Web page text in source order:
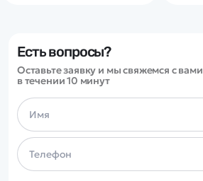
Есть вопросы?
Оставьте заявку и мы свяжемся с вами
в течении 10 минут